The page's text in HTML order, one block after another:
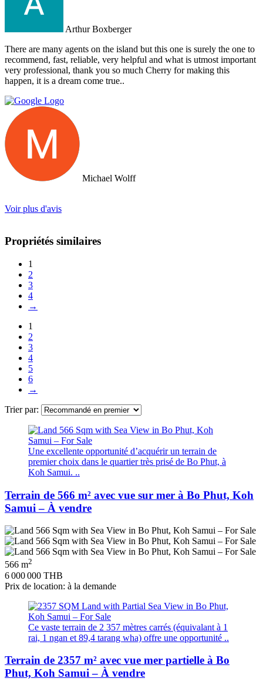
Arthur Boxberger
There are many agents on the island but this one is surely the one to
recommend, fast, reliable, very helpful and what is utmost important
very professional, thank you so much Cherry for making this
happen, it is a dream come true..
Michael Wolff
Voir plus d'avis
Propriétés similaires
1
2
3
4
→
1
2
3
4
5
6
→
Trier par:
Une excellente opportunité d’acquérir un terrain de
premier choix dans le quartier très prisé de Bo Phut, à
Koh Samui. ..
Terrain de 566 m² avec vue sur mer à Bo Phut, Koh
Samui – À vendre
566 m2
6 000 000 THB
Prix de location: à la demande
Ce vaste terrain de 2 357 mètres carrés (équivalant à 1
rai, 1 ngan et 89,4 tarang wha) offre une opportunité ..
Terrain de 2357 m² avec vue mer partielle à Bo
Phut, Koh Samui – À vendre